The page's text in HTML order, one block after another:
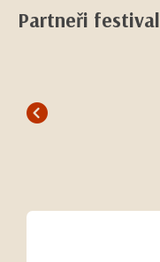
Partneři